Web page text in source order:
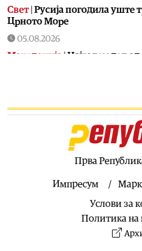
Свет| Русија погодила уште
Црното Море
05.08.2026
Македонија |Најголем дел
запалена трева при сечење
Нуклеарката Кршко
производството за 20%
05.08.2026
Клековски:
вработувања и
Прва
Импресум
Услови за
Политика на